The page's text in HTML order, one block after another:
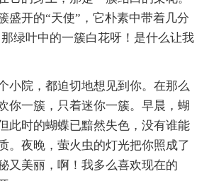
盛开的“天使”，它朴素中带着几分
绿叶中的一簇白花呀！是什么让我
小院，都迫切地想见到你。在那么
你一簇，只着迷你一簇。早晨，蝴
此时的蝴蝶已黯然失色，没有谁能
。夜晚，萤火虫的灯光把你照成了
又美丽，啊！我多么喜欢现在的